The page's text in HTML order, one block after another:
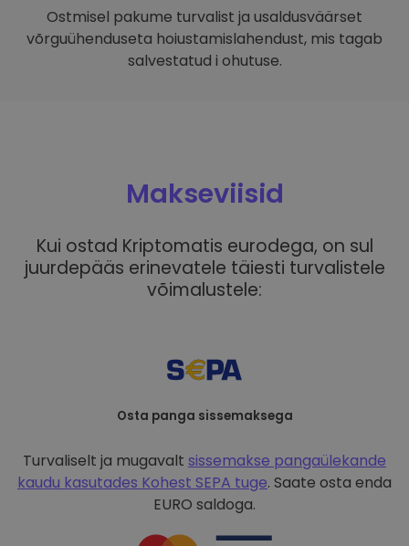
Ostmisel pakume turvalist ja usaldusväärset
võrguühenduseta hoiustamislahendust, mis tagab
salvestatud i ohutuse.
Makseviisid
Kui ostad Kriptomatis eurodega, on sul
juurdepääs erinevatele täiesti turvalistele
võimalustele:
Osta panga sissemaksega
Turvaliselt ja mugavalt sissemakse pangaülekande
kaudu kasutades Kohest SEPA tuge. Saate osta enda
EURO saldoga.